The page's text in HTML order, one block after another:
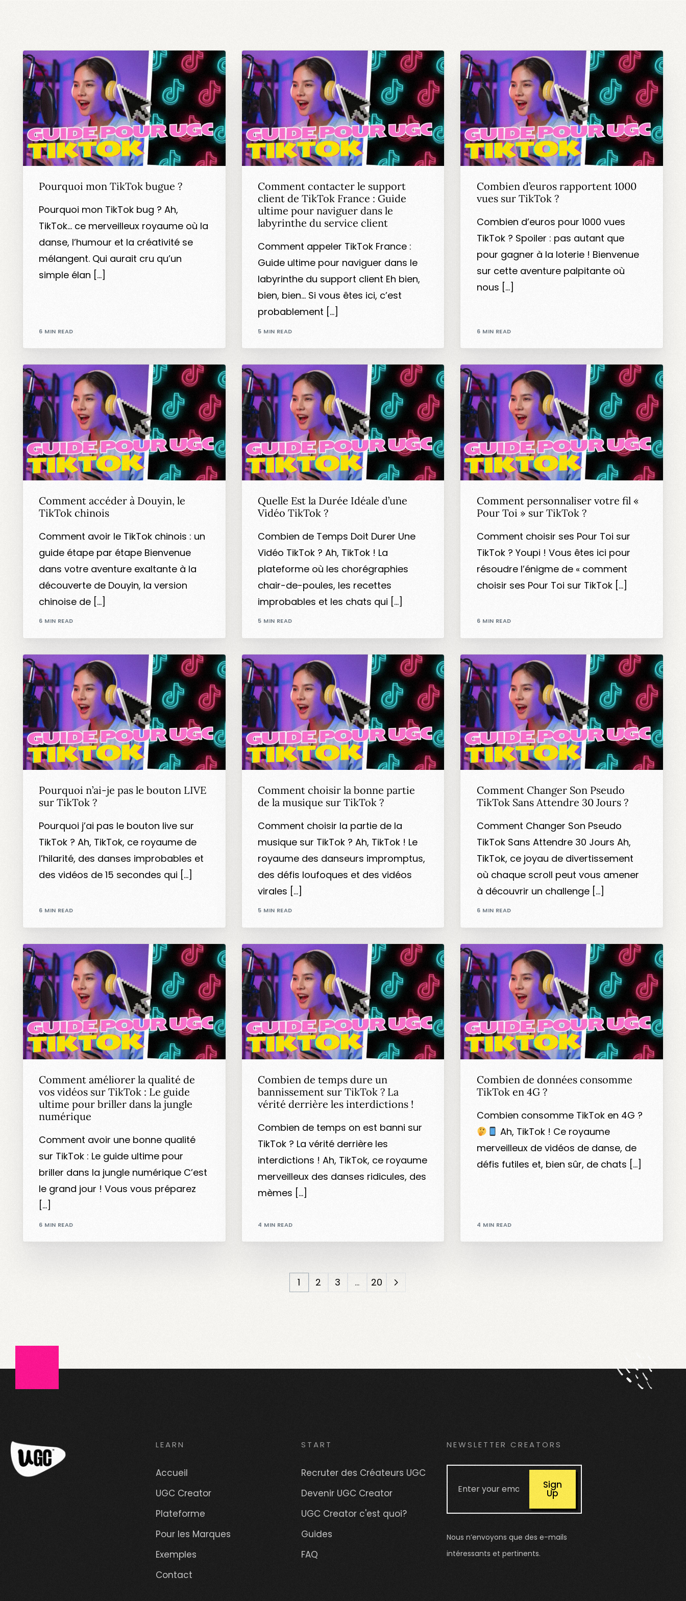
Pourquoi mon TikTok bugue ?
Pourquoi mon TikTok bug ? Ah,
TikTok… ce merveilleux royaume où la
danse, l’humour et la créativité se
mélangent. Qui aurait cru qu’un
simple élan […]
6 MIN READ
Comment contacter le support
client de TikTok France : Guide
ultime pour naviguer dans le
labyrinthe du service client
Comment appeler TikTok France :
Guide ultime pour naviguer dans le
labyrinthe du support client Eh bien,
bien, bien… Si vous êtes ici, c’est
probablement […]
5 MIN READ
Combien d’euros rapportent 1000
vues sur TikTok ?
Combien d’euros pour 1000 vues
TikTok ? Spoiler : pas autant que
pour gagner à la loterie ! Bienvenue
sur cette aventure palpitante où
nous […]
6 MIN READ
Comment accéder à Douyin, le
TikTok chinois
Comment avoir le TikTok chinois : un
guide étape par étape Bienvenue
dans votre aventure exaltante à la
découverte de Douyin, la version
chinoise de […]
6 MIN READ
Quelle Est la Durée Idéale d’une
Vidéo TikTok ?
Combien de Temps Doit Durer Une
Vidéo TikTok ? Ah, TikTok ! La
plateforme où les chorégraphies
chair-de-poules, les recettes
improbables et les chats qui […]
5 MIN READ
Comment personnaliser votre fil «
Pour Toi » sur TikTok ?
Comment choisir ses Pour Toi sur
TikTok ? Youpi ! Vous êtes ici pour
résoudre l’énigme de « comment
choisir ses Pour Toi sur TikTok […]
6 MIN READ
Pourquoi n’ai-je pas le bouton LIVE
sur TikTok ?
Pourquoi j’ai pas le bouton live sur
TikTok ? Ah, TikTok, ce royaume de
l’hilarité, des danses improbables et
des vidéos de 15 secondes qui […]
6 MIN READ
Comment choisir la bonne partie
de la musique sur TikTok ?
Comment choisir la partie de la
musique sur TikTok ? Ah, TikTok ! Le
royaume des danseurs impromptus,
des défis loufoques et des vidéos
virales […]
5 MIN READ
Comment Changer Son Pseudo
TikTok Sans Attendre 30 Jours ?
Comment Changer Son Pseudo
TikTok Sans Attendre 30 Jours Ah,
TikTok, ce joyau de divertissement
où chaque scroll peut vous amener
à découvrir un challenge […]
6 MIN READ
Comment améliorer la qualité de
vos vidéos sur TikTok : Le guide
ultime pour briller dans la jungle
numérique
Comment avoir une bonne qualité
sur TikTok : Le guide ultime pour
briller dans la jungle numérique C’est
le grand jour ! Vous vous préparez
[…]
6 MIN READ
Combien de temps dure un
bannissement sur TikTok ? La
vérité derrière les interdictions !
Combien de temps on est banni sur
TikTok ? La vérité derrière les
interdictions ! Ah, TikTok, ce royaume
merveilleux des danses ridicules, des
mèmes […]
4 MIN READ
Combien de données consomme
TikTok en 4G ?
Combien consomme TikTok en 4G ?
Ah, TikTok ! Ce royaume
merveilleux de vidéos de danse, de
défis futiles et, bien sûr, de chats […]
4 MIN READ
1 2 3 … 20
LEARN
Accueil
UGC Creator
Plateforme
Pour les Marques
Exemples
Contact
START
Recruter des Créateurs UGC
Devenir UGC Creator
UGC Creator c'est quoi?
Guides
FAQ
NEWSLETTER CREATORS
Sign
Up
Nous n’envoyons que des e-mails
intéressants et pertinents.